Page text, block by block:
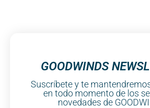
GOODWINDS
Suscríbete y te
en todo momento de los
novedades de